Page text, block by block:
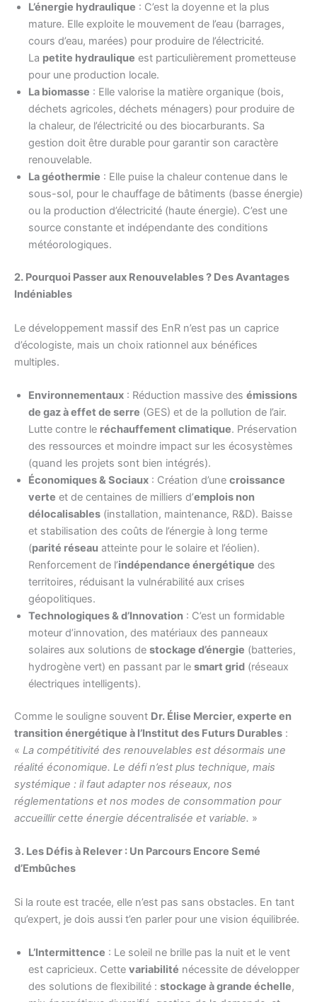
L’énergie hydraulique : C’est la doyenne et la plus
mature. Elle exploite le mouvement de l’eau (barrages,
cours d’eau, marées) pour produire de l’électricité.
La petite hydraulique est particulièrement prometteuse
pour une production locale.
La biomasse : Elle valorise la matière organique (bois,
déchets agricoles, déchets ménagers) pour produire de
la chaleur, de l’électricité ou des biocarburants. Sa
gestion doit être durable pour garantir son caractère
renouvelable.
La géothermie : Elle puise la chaleur contenue dans le
sous-sol, pour le chauffage de bâtiments (basse énergie)
ou la production d’électricité (haute énergie). C’est une
source constante et indépendante des conditions
météorologiques.
2. Pourquoi Passer aux Renouvelables ? Des Avantages
Indéniables
Le développement massif des EnR n’est pas un caprice
d’écologiste, mais un choix rationnel aux bénéfices
multiples.
Environnementaux : Réduction massive des émissions
de gaz à effet de serre (GES) et de la pollution de l’air.
Lutte contre le réchauffement climatique. Préservation
des ressources et moindre impact sur les écosystèmes
(quand les projets sont bien intégrés).
Économiques & Sociaux : Création d’une croissance
verte et de centaines de milliers d’emplois non
délocalisables (installation, maintenance, R&D). Baisse
et stabilisation des coûts de l’énergie à long terme
(parité réseau atteinte pour le solaire et l’éolien).
Renforcement de l’indépendance énergétique des
territoires, réduisant la vulnérabilité aux crises
géopolitiques.
Technologiques & d’Innovation : C’est un formidable
moteur d’innovation, des matériaux des panneaux
solaires aux solutions de stockage d’énergie (batteries,
hydrogène vert) en passant par le smart grid (réseaux
électriques intelligents).
Comme le souligne souvent Dr. Élise Mercier, experte en
transition énergétique à l’Institut des Futurs Durables :
« La compétitivité des renouvelables est désormais une
réalité économique. Le défi n’est plus technique, mais
systémique : il faut adapter nos réseaux, nos
réglementations et nos modes de consommation pour
accueillir cette énergie décentralisée et variable. »
3. Les Défis à Relever : Un Parcours Encore Semé
d’Embûches
Si la route est tracée, elle n’est pas sans obstacles. En tant
qu’expert, je dois aussi t’en parler pour une vision équilibrée.
L’Intermittence : Le soleil ne brille pas la nuit et le vent
est capricieux. Cette variabilité nécessite de développer
des solutions de flexibilité : stockage à grande échelle,